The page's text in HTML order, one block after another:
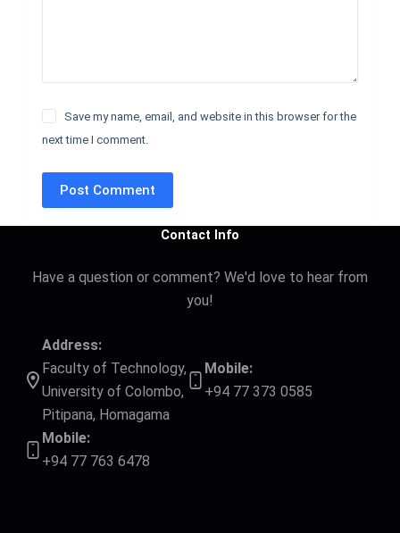
Save my name, email, and website in this browser for the
next time I comment.
Post Comment
Contact Info
Have a question or comment? We'd love to hear from
you!
Address:
Faculty of Technology,
University of Colombo,
Pitipana, Homagama
Mobile:
+94 77 373 0585
Mobile:
+94 77 763 6478